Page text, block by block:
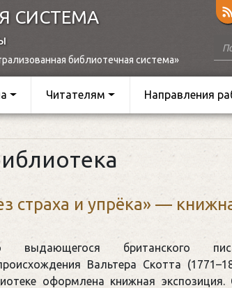
СИСТЕМА
библиотечная система»
Читателям Направления
страха и упрёка» —
британского
Вальтера Скотта
оформлена книжная экспозиция.